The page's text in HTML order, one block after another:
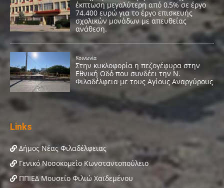
Links
Δήμος Νέας Φιλαδέλφειας
Γενικό Νοσοκομείο Κωνσταντοπούλειο
ΠΠΙΕΔ Μουσείο Φιλιώ Χαϊδεμένου